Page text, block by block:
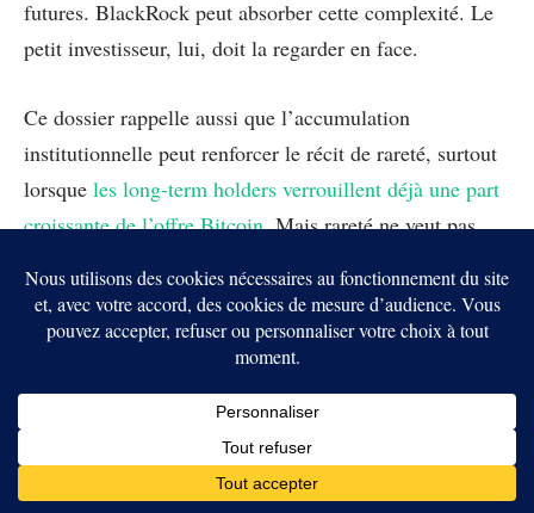
futures. BlackRock peut absorber cette complexité. Le
petit investisseur, lui, doit la regarder en face.
Ce dossier rappelle aussi que l’accumulation
institutionnelle peut renforcer le récit de rareté, surtout
lorsque les long-term holders verrouillent déjà une part
croissante de l’offre Bitcoin. Mais rareté ne veut pas
levier sur la conviction de Saylor.
BlackRock renforce sa position dans Strategy
malgré la baisse de MSTR.